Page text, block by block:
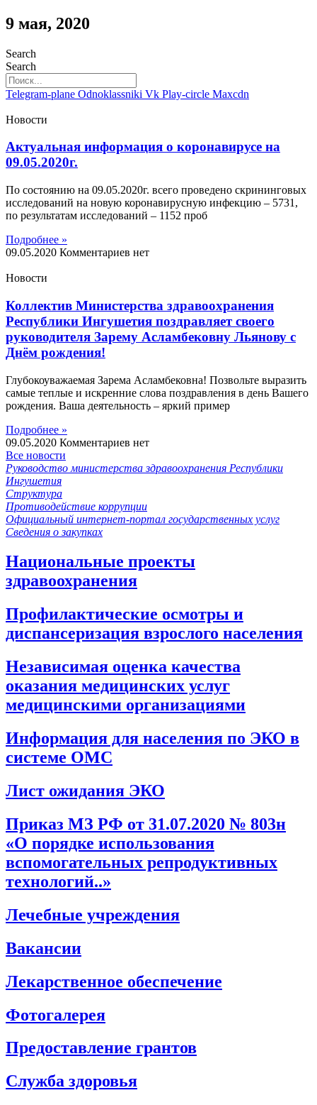
9 мая, 2020
Search
Search
Telegram-plane Odnoklassniki Vk Play-circle Maxcdn
Новости
Актуальная информация о коронавирусе на
09.05.2020г.
По состоянию на 09.05.2020г. всего проведено скрининговых
исследований на новую коронавирусную инфекцию – 5731,
по результатам исследований – 1152 проб
Подробнее »
09.05.2020 Комментариев нет
Новости
Коллектив Министерства здравоохранения
Республики Ингушетия поздравляет своего
руководителя Зарему Асламбековну Льянову с
Днём рождения!
Глубокоуважаемая Зарема Асламбековна! Позвольте выразить
самые теплые и искренние слова поздравления в день Вашего
рождения. Ваша деятельность – яркий пример
Подробнее »
09.05.2020 Комментариев нет
Все новости
Руководство министерства здравоохранения Республики
Ингушетия
Структура
Противодействие коррупции
Официальный интернет-портал государственных услуг
Сведения о закупках
Национальные проекты
здравоохранения
Профилактические осмотры и
диспансеризация взрослого населения
Независимая оценка качества
оказания медицинских услуг
медицинскими организациями
Информация для населения по ЭКО в
системе ОМС
Лист ожидания ЭКО
Приказ МЗ РФ от 31.07.2020 № 803н
«О порядке использования
вспомогательных репродуктивных
технологий..»
Лечебные учреждения
Вакансии
Лекарственное обеспечение
Фотогалерея
Предоставление грантов
Служба здоровья